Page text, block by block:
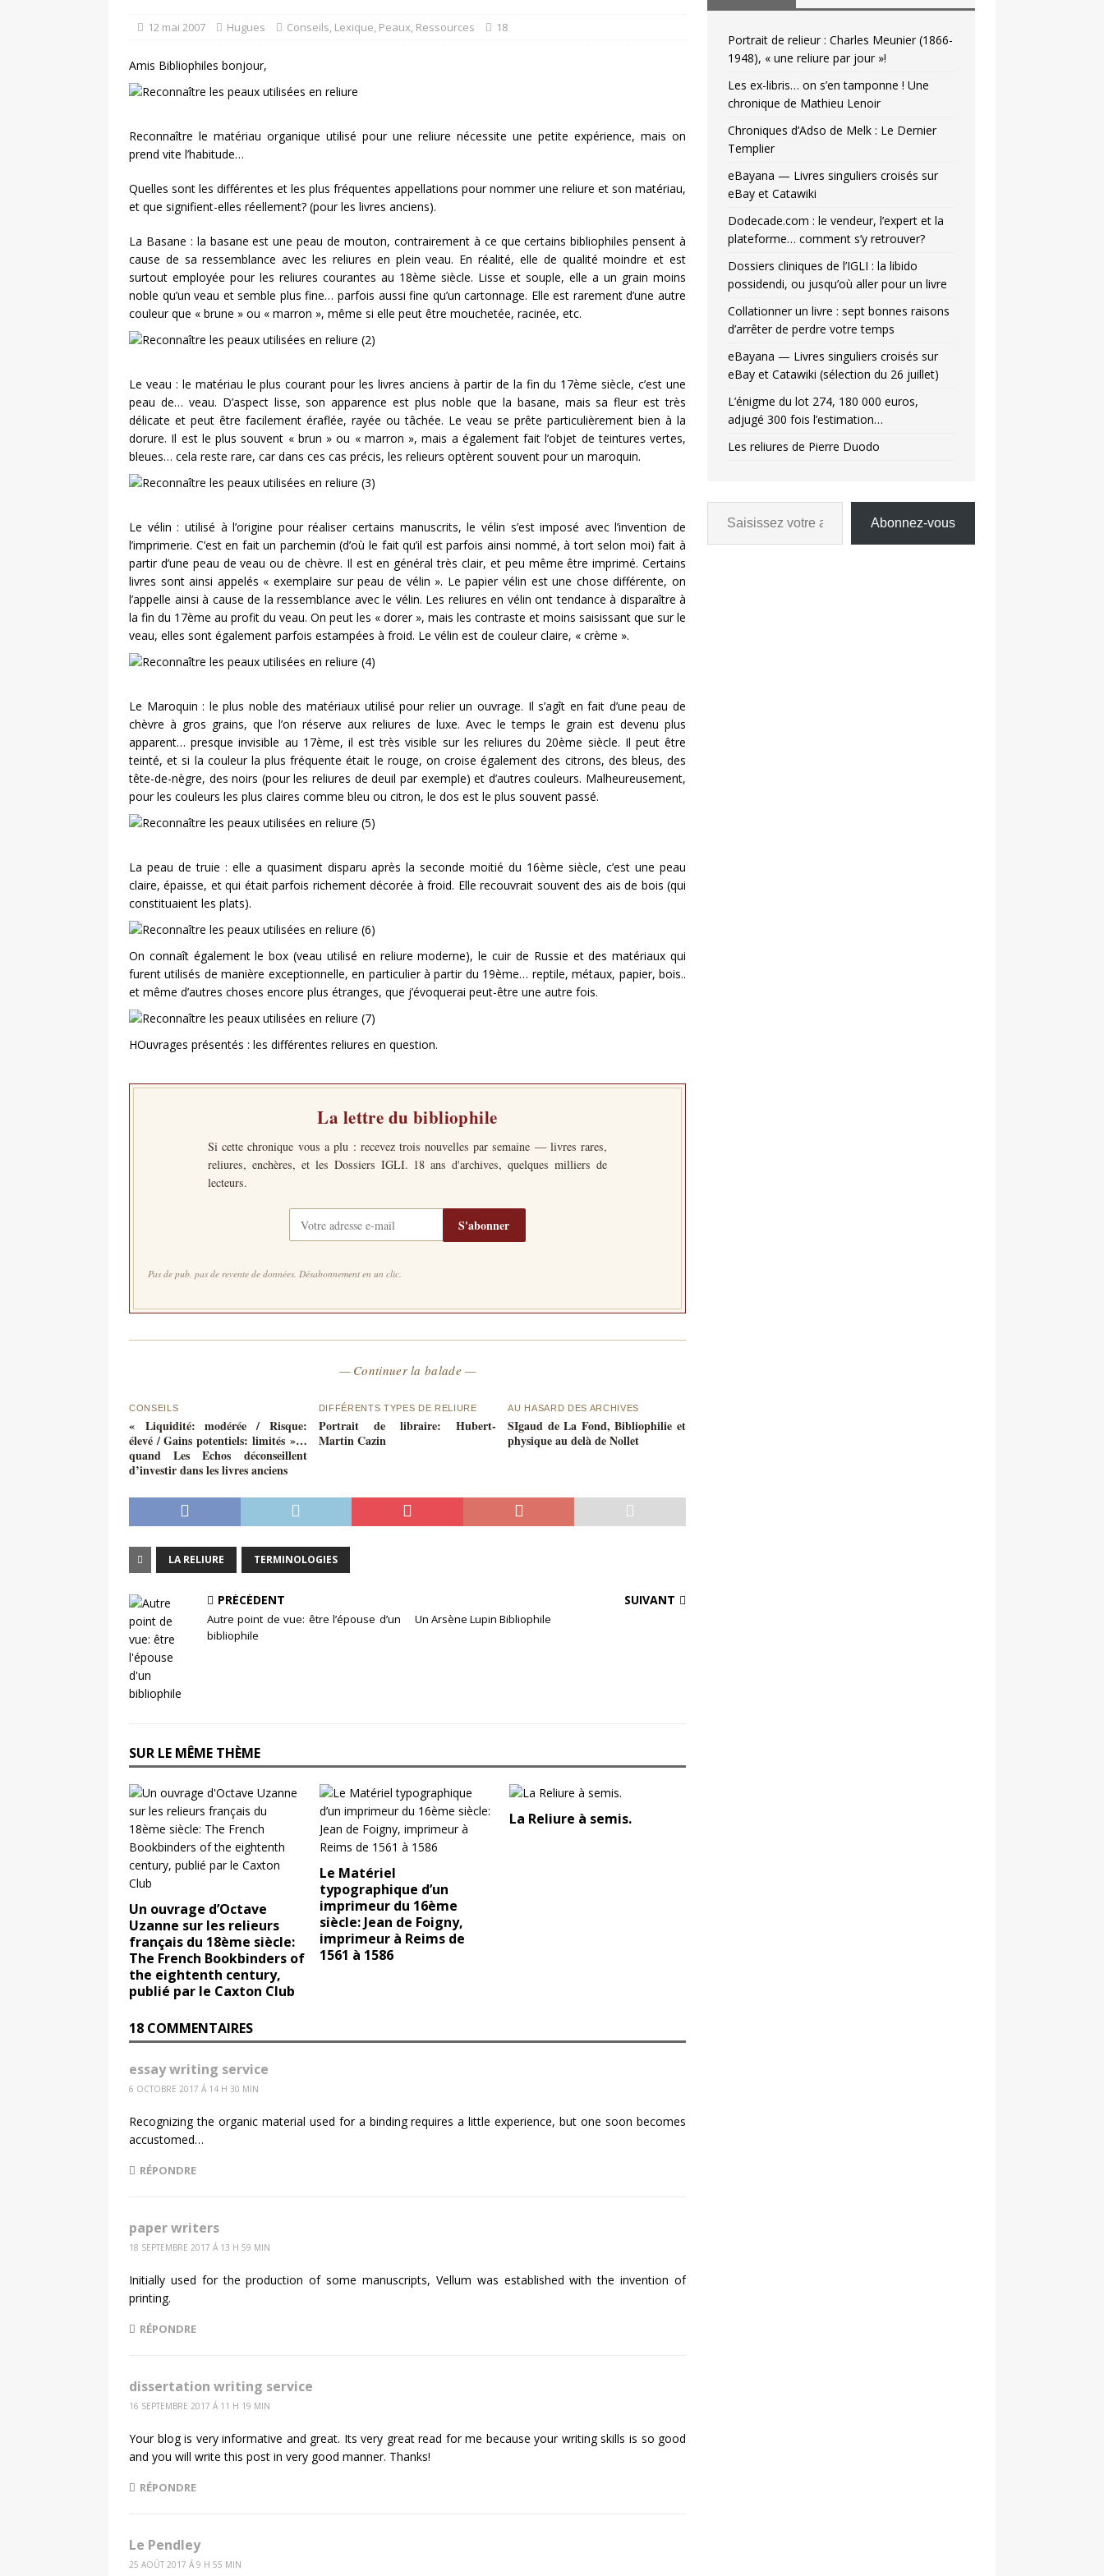
retrouver?
DIVERS
12 mai 2007 Hugues Conseils, Lexique, Peaux, Ressources 18
Amis Bibliophiles bonjour,
Reconnaître le matériau organique utilisé pour une reliure nécessite une petite expérience, mais on
prend vite l’habitude…
Quelles sont les différentes et les plus fréquentes appellations pour nommer une reliure et son matériau,
et que signifient-elles réellement? (pour les livres anciens).
La Basane : la basane est une peau de mouton, contrairement à ce que certains bibliophiles pensent à
cause de sa ressemblance avec les reliures en plein veau. En réalité, elle de qualité moindre et est
surtout employée pour les reliures courantes au 18ème siècle. Lisse et souple, elle a un grain moins
noble qu’un veau et semble plus fine… parfois aussi fine qu’un cartonnage. Elle est rarement d’une autre
couleur que « brune » ou « marron », même si elle peut être mouchetée, racinée, etc.
Le veau : le matériau le plus courant pour les livres anciens à partir de la fin du 17ème siècle, c’est une
peau de… veau. D’aspect lisse, son apparence est plus noble que la basane, mais sa fleur est très
délicate et peut être facilement éraflée, rayée ou tâchée. Le veau se prête particulièrement bien à la
dorure. Il est le plus souvent « brun » ou « marron », mais a également fait l’objet de teintures vertes,
bleues… cela reste rare, car dans ces cas précis, les relieurs optèrent souvent pour un maroquin.
Le vélin : utilisé à l’origine pour réaliser certains manuscrits, le vélin s’est imposé avec l’invention de
l’imprimerie. C’est en fait un parchemin (d’où le fait qu’il est parfois ainsi nommé, à tort selon moi) fait à
partir d’une peau de veau ou de chèvre. Il est en général très clair, et peu même être imprimé. Certains
livres sont ainsi appelés « exemplaire sur peau de vélin ». Le papier vélin est une chose différente, on
l’appelle ainsi à cause de la ressemblance avec le vélin. Les reliures en vélin ont tendance à disparaître à
la fin du 17ème au profit du veau. On peut les « dorer », mais les contraste et moins saisissant que sur le
veau, elles sont également parfois estampées à froid. Le vélin est de couleur claire, « crème ».
Le Maroquin : le plus noble des matériaux utilisé pour relier un ouvrage. Il s’agît en fait d’une peau de
chèvre à gros grains, que l’on réserve aux reliures de luxe. Avec le temps le grain est devenu plus
apparent… presque invisible au 17ème, il est très visible sur les reliures du 20ème siècle. Il peut être
teinté, et si la couleur la plus fréquente était le rouge, on croise également des citrons, des bleus, des
tête-de-nègre, des noirs (pour les reliures de deuil par exemple) et d’autres couleurs. Malheureusement,
pour les couleurs les plus claires comme bleu ou citron, le dos est le plus souvent passé.
La peau de truie : elle a quasiment disparu après la seconde moitié du 16ème siècle, c’est une peau
claire, épaisse, et qui était parfois richement décorée à froid. Elle recouvrait souvent des ais de bois (qui
constituaient les plats).
On connaît également le box (veau utilisé en reliure moderne), le cuir de Russie et des matériaux qui
furent utilisés de manière exceptionnelle, en particulier à partir du 19ème… reptile, métaux, papier, bois..
et même d’autres choses encore plus étranges, que j’évoquerai peut-être une autre fois.
HOuvrages présentés : les différentes reliures en question.
La lettre du bibliophile
Si cette chronique vous a plu : recevez trois nouvelles par semaine — livres rares,
reliures, enchères, et les Dossiers IGLI. 18 ans d'archives, quelques milliers de
lecteurs.
S'abonner
Pas de pub, pas de revente de données. Désabonnement en un clic.
— Continuer la balade —
CONSEILS
« Liquidité: modérée / Risque:
élevé / Gains potentiels: limités »…
quand Les Echos déconseillent
d’investir dans les livres anciens
DIFFÉRENTS TYPES DE RELIURE
Portrait de libraire: Hubert-
Martin Cazin
AU HASARD DES ARCHIVES
SIgaud de La Fond, Bibliophilie et
physique au delà de Nollet
LA RELIURE TERMINOLOGIES
PRÉCÉDENT
Autre point de vue: être l’épouse d’un
bibliophile
SUIVANT
Un Arsène Lupin Bibliophile
SUR LE MÊME THÈME
Un ouvrage d’Octave
Uzanne sur les relieurs
français du 18ème siècle:
The French Bookbinders of
the eightenth century,
publié par le Caxton Club
Le Matériel
typographique d’un
imprimeur du 16ème
siècle: Jean de Foigny,
imprimeur à Reims de
1561 à 1586
La Reliure à semis.
18 COMMENTAIRES
essay writing service
6 OCTOBRE 2017 Á 14 H 30 MIN
Recognizing the organic material used for a binding requires a little experience, but one soon becomes
accustomed…
RÉPONDRE
paper writers
18 SEPTEMBRE 2017 Á 13 H 59 MIN
Initially used for the production of some manuscripts, Vellum was established with the invention of
printing.
RÉPONDRE
dissertation writing service
16 SEPTEMBRE 2017 Á 11 H 19 MIN
Your blog is very informative and great. Its very great read for me because your writing skills is so good
and you will write this post in very good manner. Thanks!
RÉPONDRE
Le Pendley
25 AOÛT 2017 Á 9 H 55 MIN
Portrait de relieur : Charles Meunier (1866-
1948), « une reliure par jour »!
Les ex-libris… on s’en tamponne ! Une
chronique de Mathieu Lenoir
Chroniques d’Adso de Melk : Le Dernier
Templier
eBayana — Livres singuliers croisés sur
eBay et Catawiki
Dodecade.com : le vendeur, l’expert et la
plateforme… comment s’y retrouver?
Dossiers cliniques de l’IGLI : la libido
possidendi, ou jusqu’où aller pour un livre
Collationner un livre : sept bonnes raisons
d’arrêter de perdre votre temps
eBayana — Livres singuliers croisés sur
eBay et Catawiki (sélection du 26 juillet)
L’énigme du lot 274, 180 000 euros,
adjugé 300 fois l’estimation…
Les reliures de Pierre Duodo
Abonnez-vous